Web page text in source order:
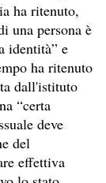
ha ritenuto,
una persona è
identità” e
ha ritenuto
dall'istituto
“certa
deve
del
effettiva